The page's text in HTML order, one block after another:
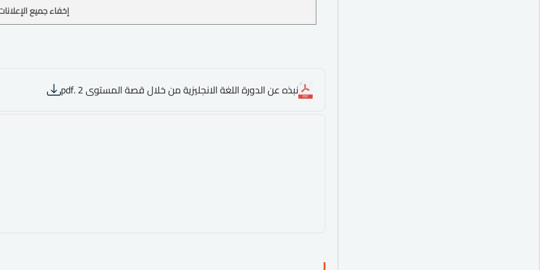
إخفاء جميع
نبذه عن الدورة اللغة الانجليزية من خلال قصة المستوى 2 .pdf